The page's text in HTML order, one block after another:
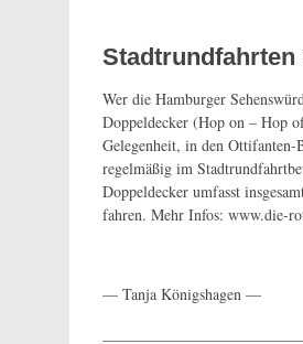
Stadtrundfahrten
Wer die Hamburger
Doppeldecker (Hop on – Hop
Gelegenheit, in den Ottifanten-
regelmäßig im
Doppeldecker umfasst
fahren. Mehr Infos: www.die-
— Tanja Königshagen —